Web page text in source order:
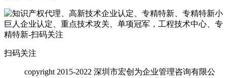
扫码关注
copyright 2015-2022 深圳市宏创为企业管理咨询有限公